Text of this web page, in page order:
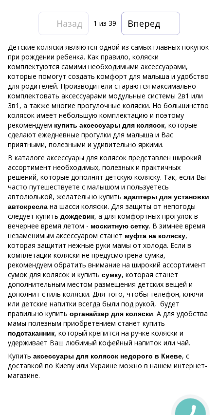
Назад 1 из 39 Вперед
Детские коляски являются одной из самых главных покупок
при рождении ребенка. Как правило, коляски
комплектуются самими необходимыми аксессуарами,
которые помогут создать комфорт для малыша и удобство
для родителей. Производители стараются максимально
комплектовать аксессуарами модульные системы 2в1 или
3в1, а также многие прогулочные коляски. Но большинство
колясок имеет небольшую комплектацию и поэтому
рекомендуем купить аксессуары для колясок, которые
сделают ежедневные прогулки для малыша и Вас
приятными, полезными и удивительно яркими.
В каталоге аксессуары для колясок представлен широкий
ассортимент необходимых, полезных и практичных
решений, которые дополнят детскую коляску. Так, если Вы
часто путешествуете с малышом и пользуетесь
автолюлькой, желательно купить адаптеры для установки
автокресла на шасси коляски. Для защиты от непогоды
следует купить дождевик, а для комфортных прогулок в
вечернее время летом - москитную сетку. В зимнее время
незаменимым аксессуаром станет муфта на коляску,
которая защитит нежные руки мамы от холода. Если в
комплетации коляски не предусмотрена сумка,
рекомендуем обратить внимание на широкий ассортимент
сумок для колясок и купить сумку, которая станет
дополнительным местом размещения детских вещей и
дополнит стиль коляски. Для того, чтобы телефон, ключи
или детские напитки всегда были под рукой, будет
правильно купить органайзер для коляски. А для удобства
мамы полезным приобретением станет купить
подстаканник, который крепится на ручке коляски и
удерживает Ваш любимый кофейный напиток или чай.
Купить аксессуары для колясок недорого в Киеве, с
доставкой по Киеву или Украине можно в нашем интернет-
магазине.